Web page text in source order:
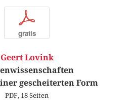
p
gratis
Geert Lovink
gescheiterten Form
PDF, 18 Seiten